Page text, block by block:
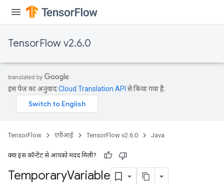
TensorFlow v2.6.0
इस पेज का अनुवादCloud Translation API से किया गया है.
TensorFlow एपीआई TensorFlow v2.6.0 Java
क्या इस कॉन्टेंट से आपको मदद मिली?
TemporaryVariable